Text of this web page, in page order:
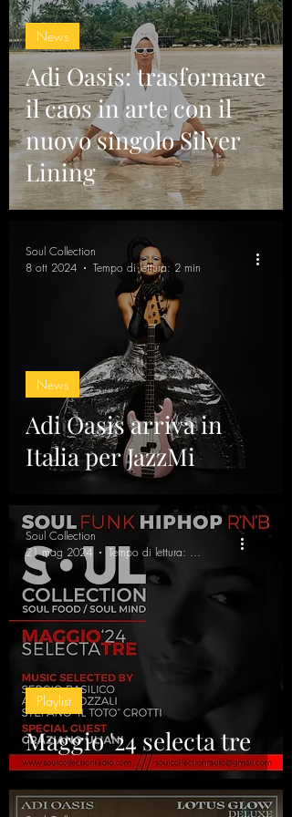
Adi Oasis: trasformare
il caos in arte con il
nuovo singolo Silver
Lining
News
Adi Oasis arriva in
Italia per JazzMi
News
Soul Collection
8 ott 2024
Tempo di lettura: 2 min
Maggio '24 selecta tre
Playlist
Soul Collection
21 mag 2024
Tempo di lettura: 8 min